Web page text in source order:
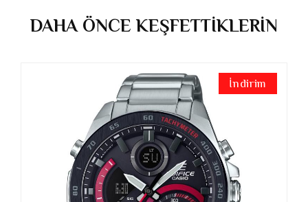
DAHA ÖNCE KEŞFETTİKLERİN
İndirim